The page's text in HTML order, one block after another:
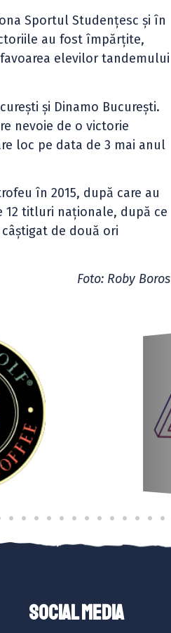
Sportul Studențesc și în
au fost împărțite,
elevilor tandemului
și Dinamo București.
nevoie de o victorie
loc pe data de 3 mai anul
în 2015, după care au
titluri naționale, după ce
de două ori
Foto: Roby Boros
SOCIAL MEDIA